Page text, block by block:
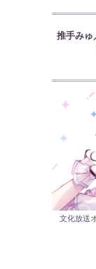
推手みゅ
文化放送